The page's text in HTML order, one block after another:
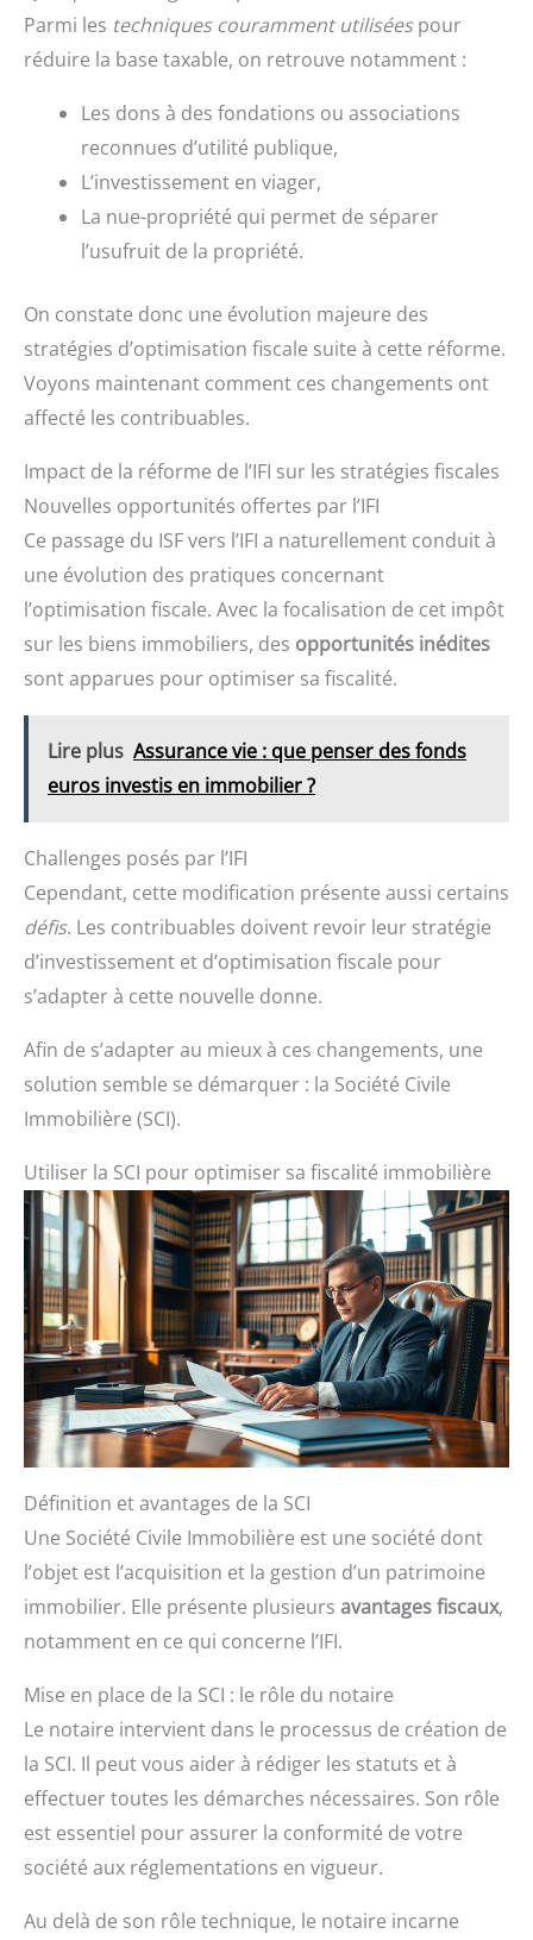
Parmi les techniques couramment utiliséespour
réduire la base taxable, on retrouve notamment :
Les dons à des fondations ou associations
reconnues d’utilité publique,
L’investissement en viager,
La nue-propriété qui permet de séparer
l’usufruit de la propriété.
On constate donc une évolution majeure des
stratégies d’optimisation fiscale suite à cette réforme.
Voyons maintenant comment ces changements ont
affecté les contribuables.
Impact de la réforme de l’IFI sur les stratégies fiscales
Nouvelles opportunités offertes par l’IFI
Ce passage du ISF vers l’IFI a naturellement conduit à
une évolution des pratiques concernant
l’optimisation fiscale. Avec la focalisation de cet impôt
sur les biens immobiliers, des opportunités inédites
sont apparues pour optimiser sa fiscalité.
Lire plus Assurance vie : que penser des fonds
euros investis en immobilier ?
Challenges posés par l’IFI
Cependant, cette modification présente aussi certains
défis. Les contribuables doivent revoir leur stratégie
d’investissement et d’optimisation fiscale pour
s’adapter à cette nouvelle donne.
Afin de s’adapter au mieux à ces changements, une
solution semble se démarquer : la Société Civile
Immobilière (SCI).
Utiliser la SCI pour optimiser sa fiscalité immobilière
Définition et avantages de la SCI
Une Société Civile Immobilière est une société dont
l’objet est l’acquisition et la gestion d’un patrimoine
immobilier. Elle présente plusieurs avantages fiscaux,
notamment en ce qui concerne l’IFI.
Mise en place de la SCI : le rôle du notaire
Le notaire intervient dans le processus de création de
la SCI. Il peut vous aider à rédiger les statuts et à
effectuer toutes les démarches nécessaires. Son rôle
est essentiel pour assurer la conformité de votre
société aux réglementations en vigueur.
Au delà de son rôle technique, le notaire incarne